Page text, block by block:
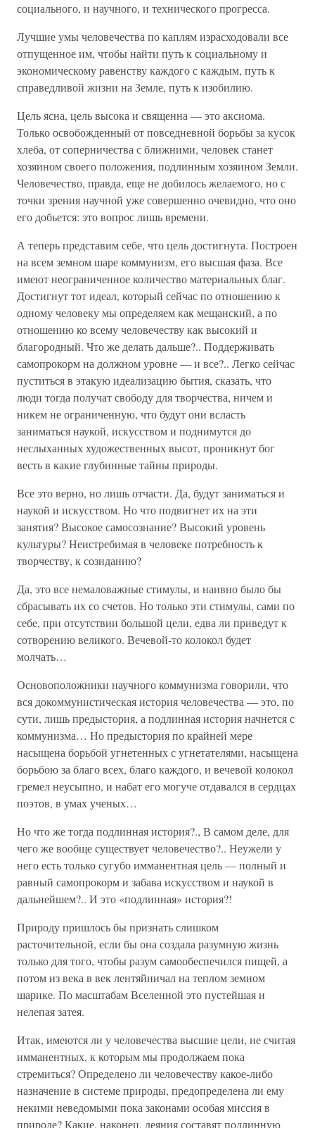
социального, и научного, и технического прогресса.
Лучшие умы человечества по каплям израсходовали все
отпущенное им, чтобы найти путь к социальному и
экономическому равенству каждого с каждым, путь к
справедливой жизни на Земле, путь к изобилию.
Цель ясна, цель высока и священна — это аксиома.
Только освобожденный от повседневной борьбы за кусок
хлеба, от соперничества с ближними, человек станет
хозяином своего положения, подлинным хозяином Земли.
Человечество, правда, еще не добилось желаемого, но с
точки зрения научной уже совершенно очевидно, что оно
его добьется: это вопрос лишь времени.
А теперь представим себе, что цель достигнута. Построен
на всем земном шаре коммунизм, его высшая фаза. Все
имеют неограниченное количество материальных благ.
Достигнут тот идеал, который сейчас по отношению к
одному человеку мы определяем как мещанский, а по
отношению ко всему человечеству как высокий и
благородный. Что же делать дальше?.. Поддерживать
самопрокорм на должном уровне — и все?.. Легко сейчас
пуститься в этакую идеализацию бытия, сказать, что
люди тогда получат свободу для творчества, ничем и
никем не ограниченную, что будут они всласть
заниматься наукой, искусством и поднимутся до
неслыханных художественных высот, проникнут бог
весть в какие глубинные тайны природы.
Все это верно, но лишь отчасти. Да, будут заниматься и
наукой и искусством. Но что подвигнет их на эти
занятия? Высокое самосознание? Высокий уровень
культуры? Неистребимая в человеке потребность к
творчеству, к созиданию?
Да, это все немаловажные стимулы, и наивно было бы
сбрасывать их со счетов. Но только эти стимулы, сами по
себе, при отсутствии большой цели, едва ли приведут к
сотворению великого. Вечевой-то колокол будет
молчать…
Основоположники научного коммунизма говорили, что
вся докоммунистическая история человечества — это, по
сути, лишь предыстория, а подлинная история начнется с
коммунизма… Но предыстория по крайней мере
насыщена борьбой угнетенных с угнетателями, насыщена
борьбою за благо всех, благо каждого, и вечевой колокол
гремел неусыпно, и набат его могуче отдавался в сердцах
поэтов, в умах ученых…
Но что же тогда подлинная история?., В самом деле, для
чего же вообще существует человечество?.. Неужели у
него есть только сугубо имманентная цель — полный и
равный самопрокорм и забава искусством и наукой в
дальнейшем?.. И это «подлинная» история?!
Природу пришлось бы признать слишком
расточительной, если бы она создала разумную жизнь
только для того, чтобы разум самообеспечился пищей, а
потом из века в век лентяйничал на теплом земном
шарике. По масштабам Вселенной это пустейшая и
нелепая затея.
Итак, имеются ли у человечества высшие цели, не считая
имманентных, к которым мы продолжаем пока
стремиться? Определено ли человечеству какое-либо
назначение в системе природы, предопределена ли ему
некими неведомыми пока законами особая миссия в
природе? Какие, наконец, деяния составят подлинную